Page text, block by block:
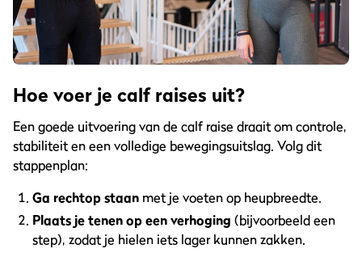
Hoe voer je calf raises uit?
Een goede uitvoering van de calf raise draait om controle,
stabiliteit en een volledige bewegingsuitslag. Volg dit
stappenplan:
Ga rechtop staan met je voeten op heupbreedte.
Plaats je tenen op een verhoging (bijvoorbeeld een
step), zodat je hielen iets lager kunnen zakken.